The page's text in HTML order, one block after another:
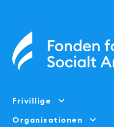
Frivillige
Organisationen